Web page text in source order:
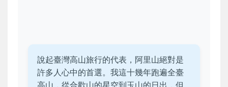
說起臺灣高山旅行的代表，阿里山絕對是
許多人心中的首選。我這十幾年跑遍全臺
高山，從合歡山的星空到玉山的日出，但